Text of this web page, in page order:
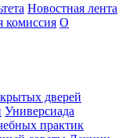
Новостная лента
комиссия О
дверей
Универсиада
практик